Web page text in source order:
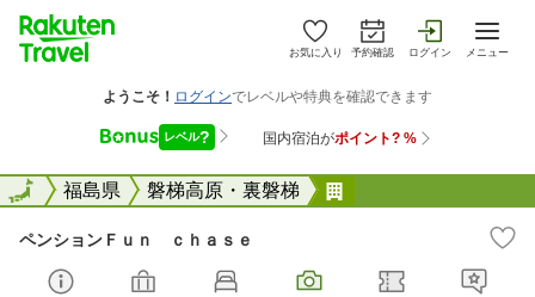
お気に入り 予約確認 ログイン メニュー
全国福島県 磐梯高原・裏磐梯
全国
ペンションＦｕｎ ｃｈａｓｅ